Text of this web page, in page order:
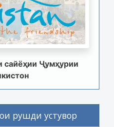
сайёҳии Ҷумҳурии
рушди устувор